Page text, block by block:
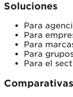
Soluciones
Para
Para
Para
Para
Para el
Comparativas